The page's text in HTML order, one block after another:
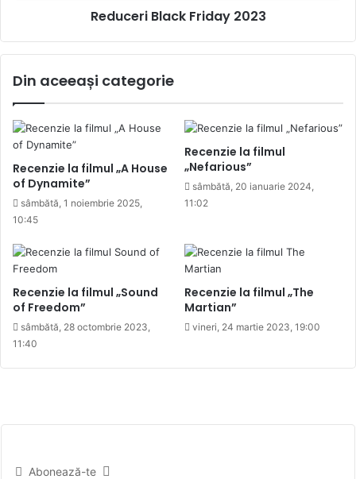
Reduceri Black Friday 2023
Din aceeași categorie
Recenzie la filmul „A House
of Dynamite”
sâmbătă, 1 noiembrie 2025,
10:45
Recenzie la filmul
„Nefarious”
sâmbătă, 20 ianuarie 2024,
11:02
Recenzie la filmul „Sound
of Freedom”
sâmbătă, 28 octombrie 2023,
11:40
Recenzie la filmul „The
Martian”
vineri, 24 martie 2023, 19:00
Abonează-te